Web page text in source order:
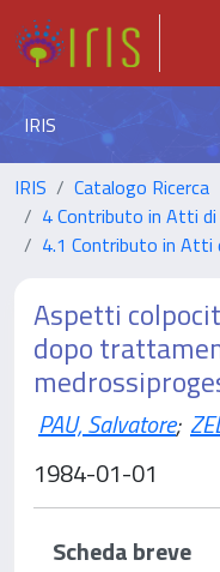
IRIS
IRIS
Catalogo Ricerca
4 Contributo in Atti di
4.1 Contributo in Atti
Aspetti
dopo
PAU, Salvatore;
1984-01-01
Scheda breve